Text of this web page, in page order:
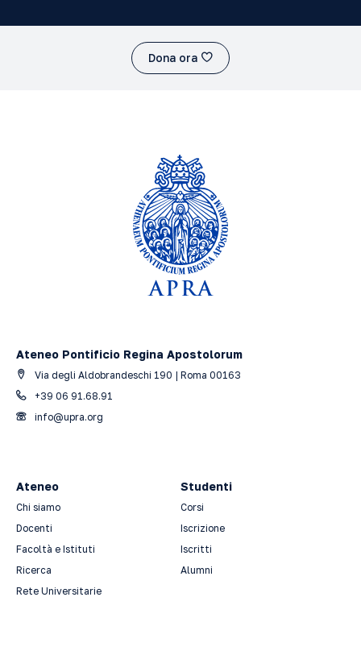
Dona ora
Ateneo Pontificio Regina Apostolorum
Via degli Aldobrandeschi 190 | Roma 00163
+39 06 91.68.91
info@upra.org
Ateneo
Chi siamo
Docenti
Facoltà e Istituti
Ricerca
Rete Universitarie
Studenti
Corsi
Iscrizione
Iscritti
Alumni